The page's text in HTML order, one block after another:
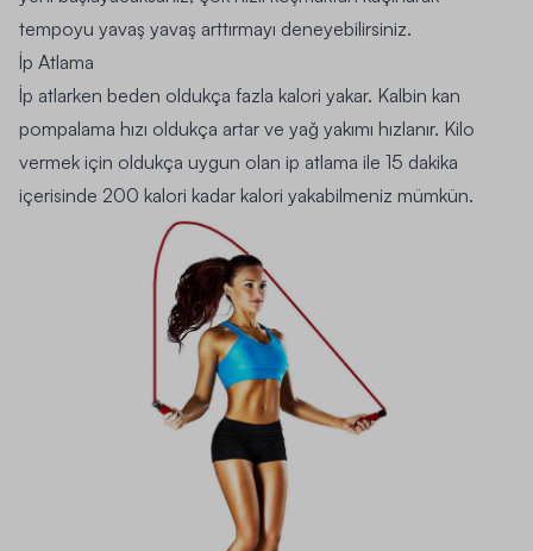
tempoyu yavaş yavaş arttırmayı deneyebilirsiniz.
İp Atlama
İp atlarken beden oldukça fazla kalori yakar. Kalbin kan
pompalama hızı oldukça artar ve yağ yakımı hızlanır. Kilo
vermek için oldukça uygun olan ip atlama ile 15 dakika
içerisinde 200 kalori kadar kalori yakabilmeniz mümkün.